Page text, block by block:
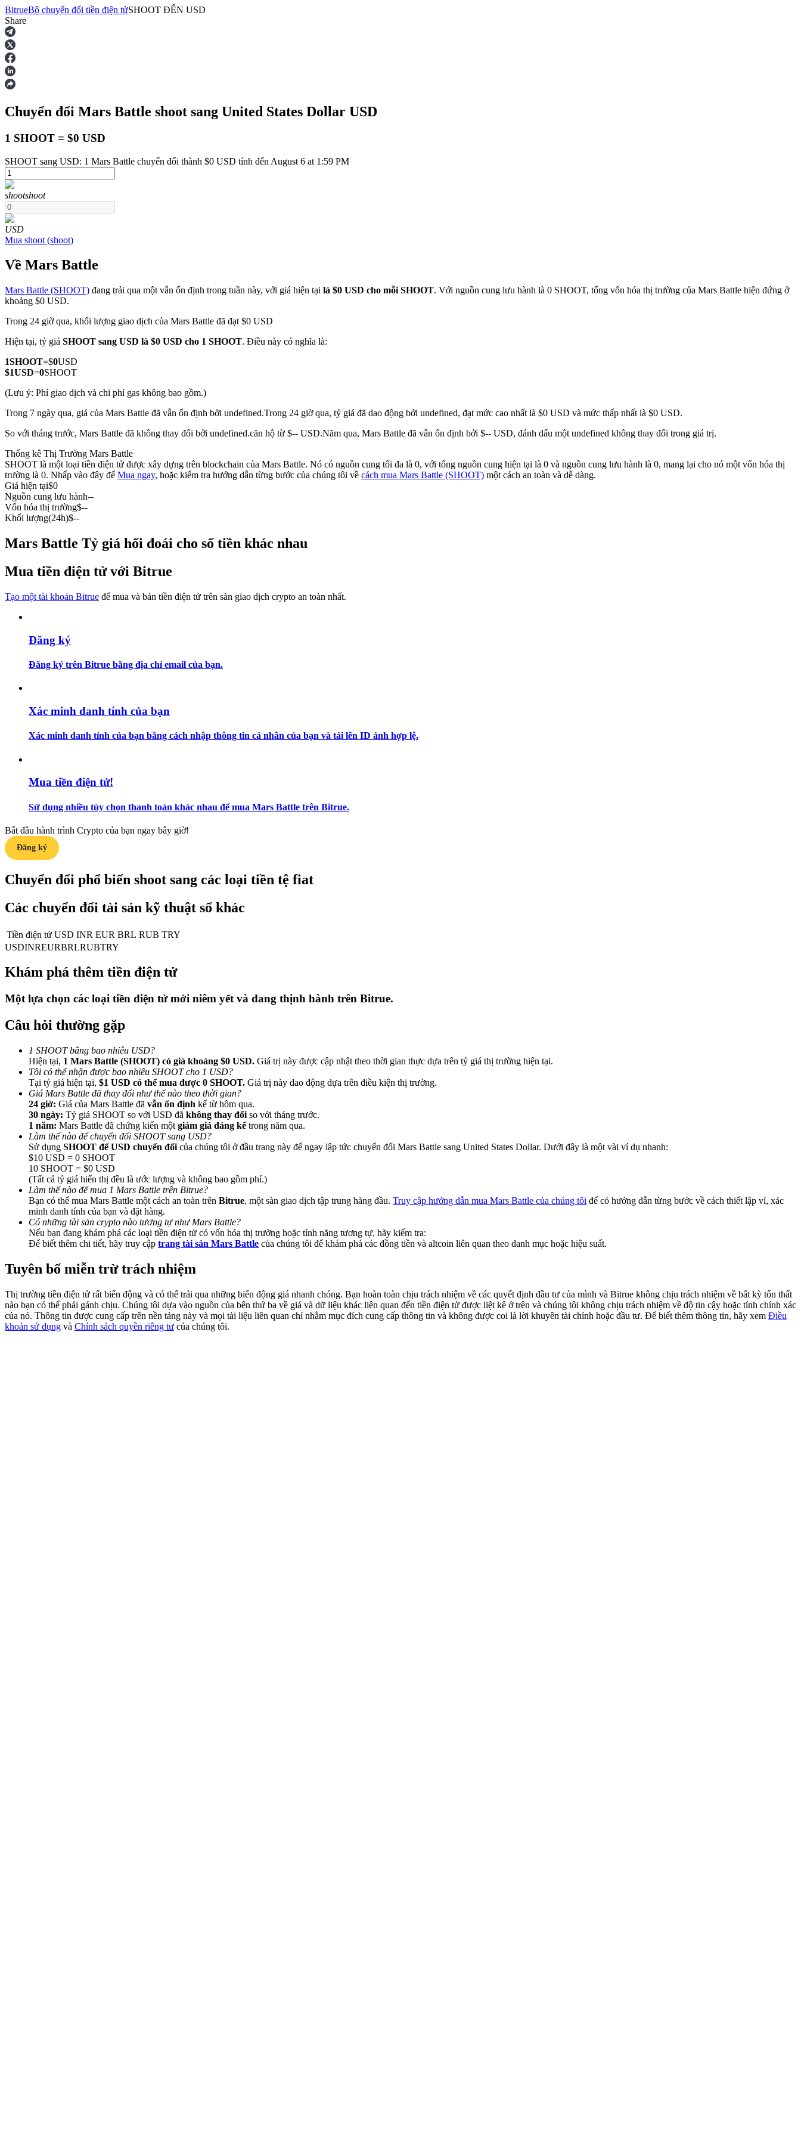
Hợp đồng tương lai
USDT Futures
Futures sử dụng USDT làm tài sản thế chấp
COIN-M Futures
Futures sử dụng token làm tài sản thế chấp
Futures sử dụng USDC làm tài sản thế chấp
Sao chép Giao dịch
Trở thành Nhà giao dịch Sao chép
Tận hưởng chia sẻ lợi nhuận và hoa hồng giao dịch sao chép
Thông tin
Phân tích dữ liệu lớn bao gồm thông tin giao dịch, v.v.
Hướng dẫn
Hướng dẫn giao dịch Spot
Chiến lược giao dịch
BitrueBộ chuyển đổi tiền điện tửSHOOT ĐẾN USD
Share
Chuyển đổi Mars Battle shoot sang United States Dollar USD
1 SHOOT = $0 USD
SHOOT sang USD: 1 Mars Battle chuyển đổi thành $0 USD tính đến August 6 at 1:59 PM
shootshoot
USD
Mua shoot (shoot)
Về Mars Battle
Mars Battle (SHOOT) đang trải qua một vẫn ổn định trong tuần này, với giá hiện tại là $0 USD cho mỗi SHOOT. Với nguồn cung lưu hành là 0 SHOOT, tổng vốn hóa thị trường của Mars Battle hiện đứng ở
khoảng $0 USD.
Trong 24 giờ qua, khối lượng giao dịch của Mars Battle đã đạt $0 USD
Hiện tại, tỷ giá SHOOT sang USD là $0 USD cho 1 SHOOT. Điều này có nghĩa là:
1SHOOT=$0USD
$1USD=0SHOOT
(Lưu ý: Phí giao dịch và chi phí gas không bao gồm.)
Trong 7 ngày qua, giá của Mars Battle đã vẫn ổn định bởi undefined.Trong 24 giờ qua, tỷ giá đã dao động bởi undefined, đạt mức cao nhất là $0 USD và mức thấp nhất là $0 USD.
So với tháng trước, Mars Battle đã không thay đổi bởi undefined.căn hộ từ $-- USD.Năm qua, Mars Battle đã vẫn ổn định bởi $-- USD, đánh dấu một undefined không thay đổi trong giá trị.
Thống kê Thị Trường Mars Battle
SHOOT là một loại tiền điện tử được xây dựng trên blockchain của Mars Battle. Nó có nguồn cung tối đa là 0, với tổng nguồn cung hiện tại là 0 và nguồn cung lưu hành là 0, mang lại cho nó một vốn hóa thị
trường là 0. Nhấp vào đây để Mua ngay, hoặc kiểm tra hướng dẫn từng bước của chúng tôi về cách mua Mars Battle (SHOOT) một cách an toàn và dễ dàng.
Giá hiện tại$0
Nguồn cung lưu hành--
Vốn hóa thị trường$--
Khối lượng(24h)$--
Mars Battle Tỷ giá hối đoái cho số tiền khác nhau
Mua tiền điện tử với Bitrue
Tạo một tài khoản Bitrue để mua và bán tiền điện tử trên sàn giao dịch crypto an toàn nhất.
Đăng ký
Đăng ký trên Bitrue bằng địa chỉ email của bạn.
Xác minh danh tính của bạn
Xác minh danh tính của bạn bằng cách nhập thông tin cá nhân của bạn và tải lên ID ảnh hợp lệ.
Mua tiền điện tử!
Sử dụng nhiều tùy chọn thanh toán khác nhau để mua Mars Battle trên Bitrue.
Bắt đầu hành trình Crypto của bạn ngay bây giờ!
Đăng ký
Chuyển đổi phổ biến shoot sang các loại tiền tệ fiat
Các chuyển đổi tài sản kỹ thuật số khác
Tiền điện tử USD INR EUR BRL RUB TRY
USDINREURBRLRUBTRY
Khám phá thêm tiền điện tử
Một lựa chọn các loại tiền điện tử mới niêm yết và đang thịnh hành trên Bitrue.
Câu hỏi thường gặp
1 SHOOT bằng bao nhiêu USD?
Hiện tại, 1 Mars Battle (SHOOT) có giá khoảng $0 USD. Giá trị này được cập nhật theo thời gian thực dựa trên tỷ giá thị trường hiện tại.
Tôi có thể nhận được bao nhiêu SHOOT cho 1 USD?
Tại tỷ giá hiện tại, $1 USD có thể mua được 0 SHOOT. Giá trị này dao động dựa trên điều kiện thị trường.
Giá Mars Battle đã thay đổi như thế nào theo thời gian?
24 giờ: Giá của Mars Battle đã vẫn ổn định kể từ hôm qua.
30 ngày: Tỷ giá SHOOT so với USD đã không thay đổi so với tháng trước.
1 năm: Mars Battle đã chứng kiến một giảm giá đáng kểtrong năm qua.
Làm thế nào để chuyển đổi SHOOT sang USD?
Sử dụng SHOOT để USD chuyển đổi của chúng tôi ở đầu trang này để ngay lập tức chuyển đổi Mars Battle sang United States Dollar. Dưới đây là một vài ví dụ nhanh:
$10 USD = 0 SHOOT
10 SHOOT = $0 USD
(Tất cả tỷ giá hiển thị đều là ước lượng và không bao gồm phí.)
Làm thế nào để mua 1 Mars Battle trên Bitrue?
Bạn có thể mua Mars Battle một cách an toàn trên Bitrue, một sàn giao dịch tập trung hàng đầu. Truy cập hướng dẫn mua Mars Battle của chúng tôi để có hướng dẫn từng bước về cách thiết lập ví, xác
minh danh tính của bạn và đặt hàng.
Có những tài sản crypto nào tương tự như Mars Battle?
Nếu bạn đang khám phá các loại tiền điện tử có vốn hóa thị trường hoặc tính năng tương tự, hãy kiểm tra:
Để biết thêm chi tiết, hãy truy cập trang tài sản Mars Battle của chúng tôi để khám phá các đồng tiền và altcoin liên quan theo danh mục hoặc hiệu suất.
Tuyên bố miễn trừ trách nhiệm
Thị trường tiền điện tử rất biến động và có thể trải qua những biến động giá nhanh chóng. Bạn hoàn toàn chịu trách nhiệm về các quyết định đầu tư của mình và Bitrue không chịu trách nhiệm về bất kỳ tổn thất
nào bạn có thể phải gánh chịu. Chúng tôi dựa vào nguồn của bên thứ ba về giá và dữ liệu khác liên quan đến tiền điện tử được liệt kê ở trên và chúng tôi không chịu trách nhiệm về độ tin cậy hoặc tính chính xác
của nó. Thông tin được cung cấp trên nền tảng này và mọi tài liệu liên quan chỉ nhằm mục đích cung cấp thông tin và không được coi là lời khuyên tài chính hoặc đầu tư. Để biết thêm thông tin, hãy xem Điều
khoản sử dụng và Chính sách quyền riêng tư của chúng tôi.